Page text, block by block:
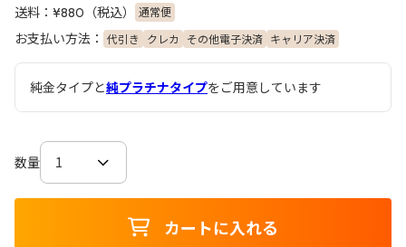
送料： ¥880 （税込） 通常便
お支払い方法： 代引き クレカ その他電子決済 キャリア決済
純金タイプと純プラチナタイプをご用意しています
数量
カートに入れる